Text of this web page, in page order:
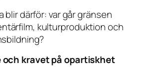
blir därför: var går gränsen
kulturproduktion och
och kravet på opartiskhet